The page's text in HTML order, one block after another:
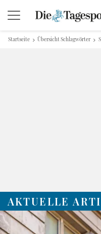
Startseite Übersicht Schlagwörter
AKTUELLE